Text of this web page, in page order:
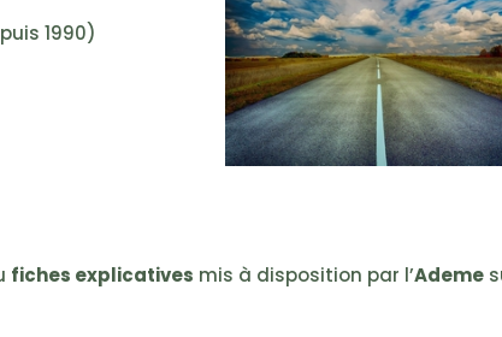
1990)
fiches explicatives mis à disposition par l’Ademe